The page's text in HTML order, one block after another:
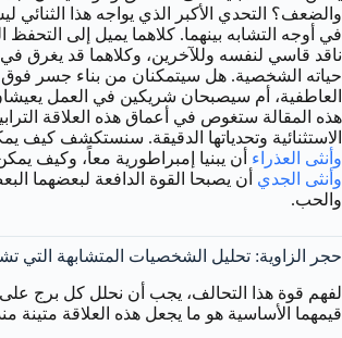
والضعف؟ التحدي الأكبر الذي يواجه هذا الثنائي
في أوجه التشابه بينهما. كلاهما يميل إلى التحفظ
ناقد قاسي لنفسه وللآخرين، وكلاهما قد يغرق
حياته الشخصية. هل سيتمكنان من بناء جسر فوق
العاطفية، أم سيصبحان شريكين في العمل
هذه المقالة ستغوص في أعماق هذه العلاقة
الاستثنائية وتحدياتها الدقيقة. سنستكشف كيف
وأنثى العذراء أن يبنيا إمبراطورية معاً، وكيف
وأنثى الجدي أن يصبحا القوة الدافعة لبعضهما
والحب.
حجر الزاوية: تحليل الشخصيات المتشابهة التي
لفهم قوة هذا التحالف، يجب أن نحلل كل برج
قيمهما الأساسية هو ما يجعل هذه العلاقة متينة منذ